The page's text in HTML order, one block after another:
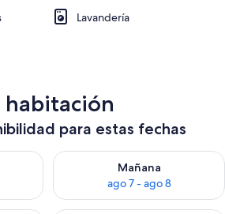
Habitación superior con 1 cama
Lavandería
habitación
para estas fechas
para hoy ago 6 - ago 7
Mañana
ago 7 - ago 8
Consulta la disponibilidad